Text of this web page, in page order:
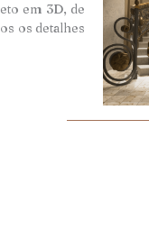
em 3D, de
os detalhes